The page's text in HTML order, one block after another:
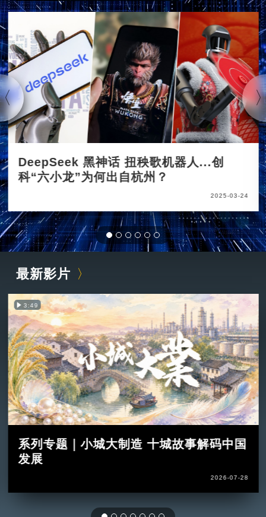
DeepSeek 黑神话 扭秧歌机器人...创
科“六小龙”为何出自杭州？
2025-03-24
最新影片
3:49
系列专题｜小城大制造 十城故事解码中国
发展
2026-07-28